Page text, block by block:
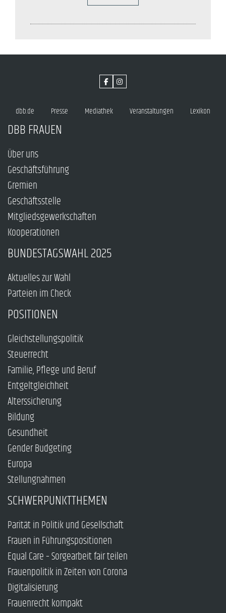
dbb.de Presse Mediathek Veranstaltungen Lexikon
DBB FRAUEN
Über uns
Geschäftsführung
Gremien
Geschäftsstelle
Mitgliedsgewerkschaften
Kooperationen
BUNDESTAGSWAHL 2025
Aktuelles zur Wahl
Parteien im Check
POSITIONEN
Gleichstellungspolitik
Steuerrecht
Familie, Pflege und Beruf
Entgeltgleichheit
Alterssicherung
Bildung
Gesundheit
Gender Budgeting
Europa
Stellungnahmen
SCHWERPUNKTTHEMEN
Parität in Politik und Gesellschaft
Frauen in Führungspositionen
Equal Care – Sorgearbeit fair teilen
Frauenpolitik in Zeiten von Corona
Digitalisierung
Frauenrecht kompakt